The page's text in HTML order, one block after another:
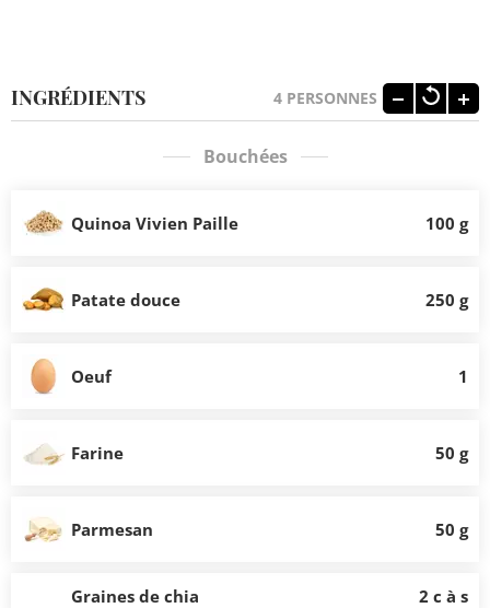
INGRÉDIENTS 4 PERSONNES
Bouchées
Quinoa Vivien Paille 100 g
Patate douce 250 g
Oeuf 1
Farine 50 g
Parmesan 50 g
Graines de chia 2 c à s